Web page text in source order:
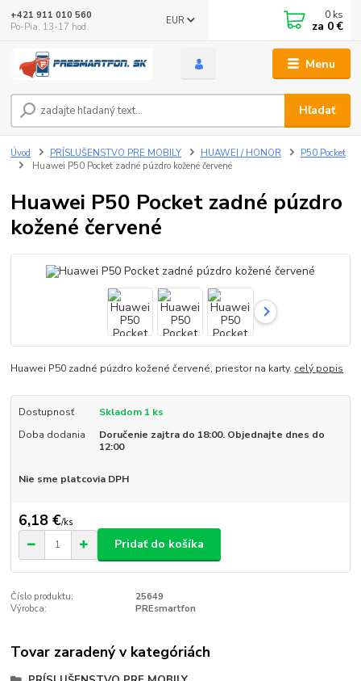
Menu
EUR
Hľadať
+421 911 010 560
Po-Pia, 13-17 hod.
0 ks
za 0 €
Úvod PRÍSLUŠENSTVO PRE MOBILY HUAWEI / HONOR
P50 Pocket
Huawei P50 Pocket zadné púzdro kožené červené
Huawei P50 Pocket zadné púzdro
kožené červené
Huawei P50 zadné púzdro kožené červené, priestor na karty. celý popis
Dostupnosť
Skladom 1 ks
Doba dodania
Doručenie zajtra do 18:00. Objednajte dnes do
12:00
Nie sme platcovia DPH
6,18 €/ks
Pridať do košíka
Číslo produktu:
25649
Výrobca:
PREsmartfon
Tovar zaradený v kategóriách